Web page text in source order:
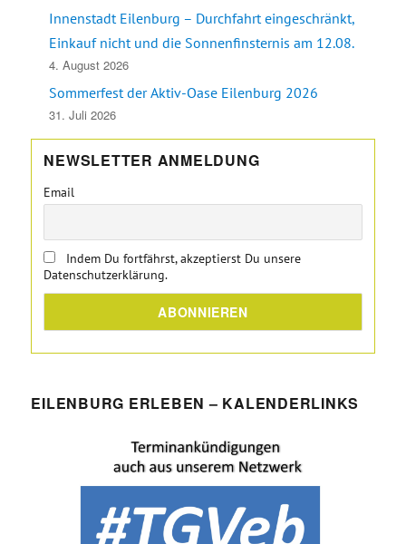
Innenstadt Eilenburg – Durchfahrt eingeschränkt,
Einkauf nicht und die Sonnenfinsternis am 12.08.
4. August 2026
Sommerfest der Aktiv-Oase Eilenburg 2026
31. Juli 2026
NEWSLETTER ANMELDUNG
Email
Indem Du fortfährst, akzeptierst Du unsere
Datenschutzerklärung.
EILENBURG ERLEBEN – KALENDERLINKS